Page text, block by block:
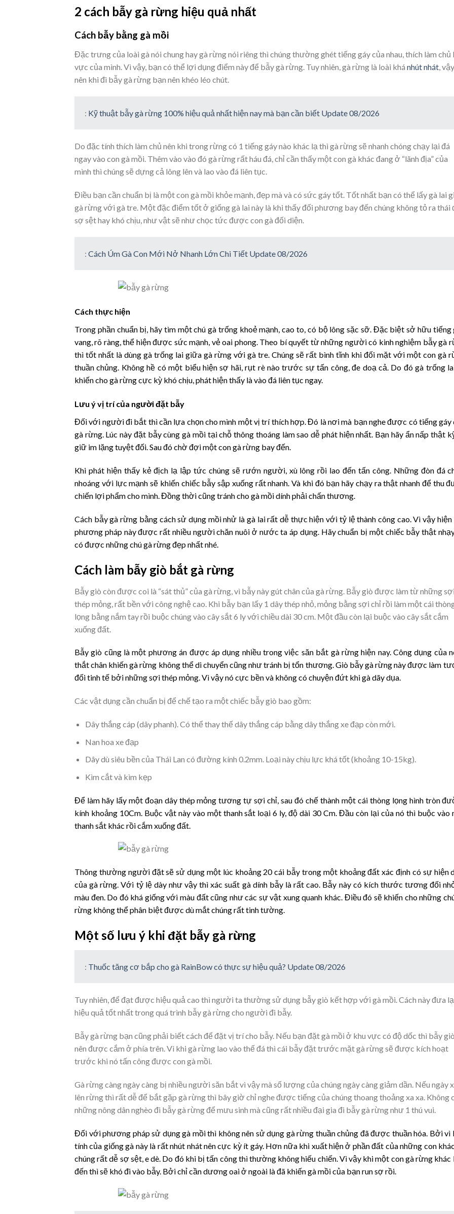
2 cách bẫy gà rừng hiệu quả nhất
Cách bẫy bằng gà mồi
Đặc trưng của loài gà nói chung hay gà rừng nói riêng thì chúng thường ghét tiếng gáy của nhau, thích làm chủ
vực của mình. Vì vậy, bạn có thể lợi dụng điểm này để bẫy gà rừng. Tuy nhiên, gà rừng là loài khá nhút nhát , vậy
nên khi đi bẫy gà rừng bạn nên khéo léo chút.
: Kỹ thuật bẫy gà rừng 100% hiệu quả nhất hiện nay mà bạn cần biết Update 08/2026
Do đặc tính thích làm chủ nên khi trong rừng có 1 tiếng gáy nào khác lạ thì gà rừng sẽ nhanh chóng chạy lại đá
ngay vào con gà mồi. Thêm vào vào đó gà rừng rất háu đá, chỉ cần thấy một con gà khác đang ở “lãnh địa” của
mình thì chúng sẽ dựng cả lông lên và lao vào đá liên tục.
Điều bạn cần chuẩn bị là một con gà mồi khỏe mạnh, đẹp mà và có sức gáy tốt. Tốt nhất bạn có thể lấy gà lai
gà rừng với gà tre. Một đặc điểm tốt ở giống gà lai này là khi thấy đối phương bay đến chúng không tỏ ra thái
sợ sệt hay khó chịu, như vật sẽ như chọc tức được con gà đối diện.
: Cách Úm Gà Con Mới Nở Nhanh Lớn Chi Tiết Update 08/2026
Cách thực hiện
Trong phần chuẩn bị, hãy tìm một chú gà trống khoẻ mạnh, cao to, có bộ lông sặc sỡ. Đặc biệt sở hữu tiếng
vang, rõ ràng, thể hiện được sức mạnh, vẻ oai phong. Theo bí quyết từ những người có kinh nghiệm bẫy gà
thì tốt nhất là dùng gà trống lai giữa gà rừng với gà tre. Chúng sẽ rất bình tĩnh khi đối mặt với một con gà
thuần chủng. Không hề có một biểu hiện sợ hãi, rụt rè nào trước sự tấn công, đe doạ cả. Do đó gà trống
khiến cho gà rừng cực kỳ khó chịu, phát hiện thấy là vào đá liên tục ngay.
Lưu ý vị trí của người đặt bẫy
Đối với người đi bắt thì cần lựa chọn cho mình một vị trí thích hợp. Đó là nơi mà bạn nghe được có tiếng gáy
gà rừng. Lúc này đặt bẫy cùng gà mồi tại chỗ thông thoáng làm sao dễ phát hiện nhất. Bạn hãy ẩn nấp thật
giữ im lặng tuyệt đối. Sau đó chờ đợi một con gà rừng bay đến.
Khi phát hiện thấy kẻ địch lạ lập tức chúng sẽ rướn người, xù lông rồi lao đến tấn công. Những đòn đá
nhoáng với lực mạnh sẽ khiến chiếc bẫy sập xuống rất nhanh. Và khi đó bạn hãy chạy ra thật nhanh để thu
chiến lợi phẩm cho mình. Đồng thời cũng tránh cho gà mồi dính phải chấn thương.
Cách bẫy gà rừng bằng cách sử dụng mồi nhử là gà lai rất dễ thực hiện với tỷ lệ thành công cao. Vì vậy hiện
phương pháp này được rất nhiều người chăn nuôi ở nước ta áp dụng. Hãy chuẩn bị một chiếc bẫy thật
có được những chú gà rừng đẹp nhất nhé.
Cách làm bẫy giò bắt gà rừng
Bẫy giò còn được coi là “sát thủ” của gà rừng, vì bẫy này gút chân của gà rừng. Bẫy giò được làm từ những sợi
thép mỏng, rất bền với công nghệ cao. Khi bẫy bạn lấy 1 dây thép nhỏ, mỏng bằng sợi chỉ rồi làm một cái
lọng bằng nắm tay rồi buộc chúng vào cây sắt 6 ly với chiều dài 30 cm. Một đầu còn lại buộc vào cây sắt cắm
xuống đất.
Bẫy giò cũng là một phương án được áp dụng nhiều trong việc săn bắt gà rừng hiện nay. Công dụng của
thắt chân khiến gà rừng không thể di chuyển cũng như tránh bị tổn thương. Giò bẫy gà rừng này được làm
đối tinh tế bởi những sợi thép mỏng. Vì vậy nó cực bền và không có chuyện đứt khi gà dãy dụa.
Các vật dụng cần chuẩn bị để chế tạo ra một chiếc bẫy giò bao gồm:
Dây thắng cáp (dây phanh). Có thể thay thế dây thắng cáp bằng dây thắng xe đạp còn mới.
Nan hoa xe đạp
Dây dù siêu bền của Thái Lan có đường kính 0.2mm. Loại này chịu lực khá tốt (khoảng 10-15kg).
Kìm cắt và kìm kẹp
Để làm hãy lấy một đoạn dây thép mỏng tương tự sợi chỉ, sau đó chế thành một cái thòng lọng hình tròn
kính khoảng 10Cm. Buộc vật này vào một thanh sắt loại 6 ly, độ dài 30 Cm. Đầu còn lại của nó thì buộc vào
thanh sắt khác rồi cắm xuống đất.
Thông thường người đặt sẽ sử dụng một lúc khoảng 20 cái bẫy trong một khoảng đất xác định có sự hiện
của gà rừng. Với tỷ lệ dày như vậy thì xác suất gà dính bẫy là rất cao. Bẫy này có kích thước tương đối
màu đen. Do đó khá giống với màu đất cũng như các sự vật xung quanh khác. Điều đó sẽ khiến cho những
rừng không thể phân biệt được dù mắt chúng rất tinh tường.
Một số lưu ý khi đặt bẫy gà rừng
: Thuốc tăng cơ bắp cho gà RainBow có thực sự hiệu quả? Update 08/2026
Tuy nhiên, để đạt được hiệu quả cao thì người ta thường sử dụng bẫy giò kết hợp với gà mồi. Cách này đưa
hiệu quả tốt nhất trong quá trình bẫy gà rừng cho người đi bẫy.
Bẫy gà rừng bạn cũng phải biết cách để đặt vị trí cho bẫy. Nếu bạn đặt gà mồi ở khu vực có độ dốc thì bẫy giò
nên được cắm ở phía trên. Vì khi gà rừng lao vào thế đá thì cái bẫy đặt trước mặt gà rừng sẽ được kích hoạt
trước khi nó tấn công được con gà mồi.
Gà rừng càng ngày càng bị nhiều người săn bắt vì vậy mà số lượng của chúng ngày càng giảm dần. Nếu ngày
lên rừng thì rất dễ để bắt gặp gà rừng thì bây giờ chỉ nghe được tiếng của chúng thoang thoảng xa xa. Không
những nông dân nghèo đi bẫy gà rừng để mưu sinh mà cũng rất nhiều đại gia đi bẫy gà rừng như 1 thú vui.
Đối với phương pháp sử dụng gà mồi thì không nên sử dụng gà rừng thuần chủng đã được thuần hóa. Bởi vì
tính của giống gà này là rất nhút nhát nên cực kỳ ít gáy. Hơn nữa khi xuất hiện ở phần đất của những con
chúng rất dễ sợ sệt, e dè. Do đó khi bị tấn công thì thường không hiếu chiến. Vì vậy khi một con gà rừng khác
đến thì sẽ khó đi vào bẫy. Bởi chỉ cần dương oai ở ngoài là đã khiến gà mồi của bạn run sợ rồi.